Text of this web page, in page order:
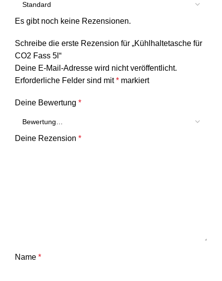
Es gibt noch keine Rezensionen.
Schreibe die erste Rezension für „Kühlhaltetasche für
CO2 Fass 5l“
Deine E-Mail-Adresse wird nicht veröffentlicht.
Erforderliche Felder sind mit* markiert
Deine Bewertung *
Deine Rezension *
Name *